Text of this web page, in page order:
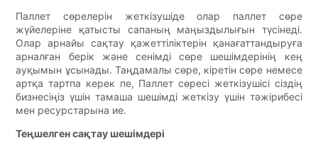
Паллет сөрелерін жеткізушіде олар паллет сөре
жүйелеріне қатысты сапаның маңыздылығын түсінеді.
Олар арнайы сақтау қажеттіліктерін қанағаттандыруға
арналған берік және сенімді сөре шешімдерінің кең
ауқымын ұсынады. Таңдамалы сөре, кіретін сөре немесе
артқа тартпа керек пе, Паллет сөресі жеткізушісі сіздің
бизнесіңіз үшін тамаша шешімді жеткізу үшін тәжірибесі
мен ресурстарына ие.
Теңшелген сақтау шешімдері